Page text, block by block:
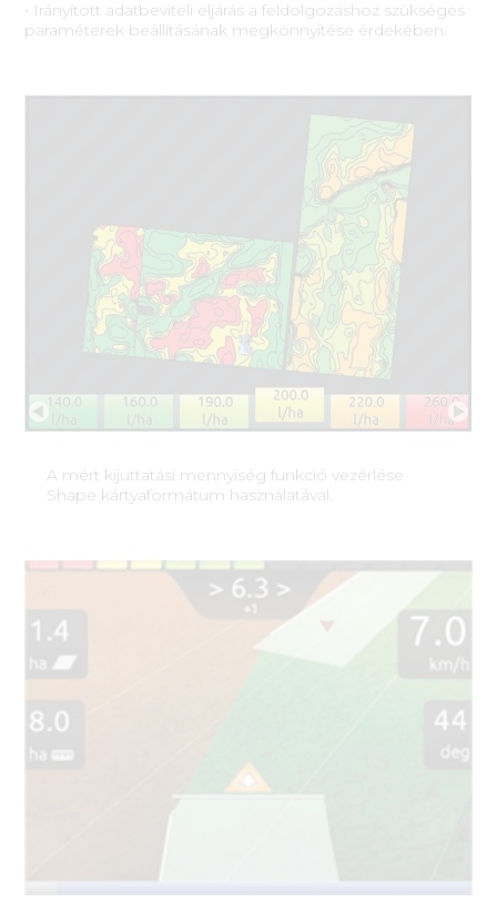
• Irányított adatbeviteli eljárás a feldolgozáshoz szükséges
paraméterek beállításának megkönnyítése érdekében.
A mért kijuttatási mennyiség funkció vezérlése
Shape kártyaformátum használatával.